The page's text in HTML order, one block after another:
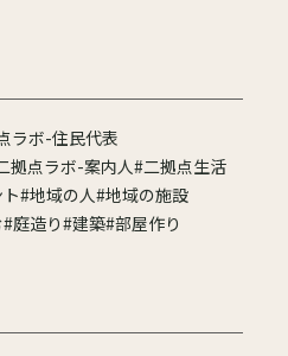
ラボ-住民代表
拠点ラボ-案内人#二拠点生活
ト#地域の人#地域の施設
#庭造り#建築#部屋作り